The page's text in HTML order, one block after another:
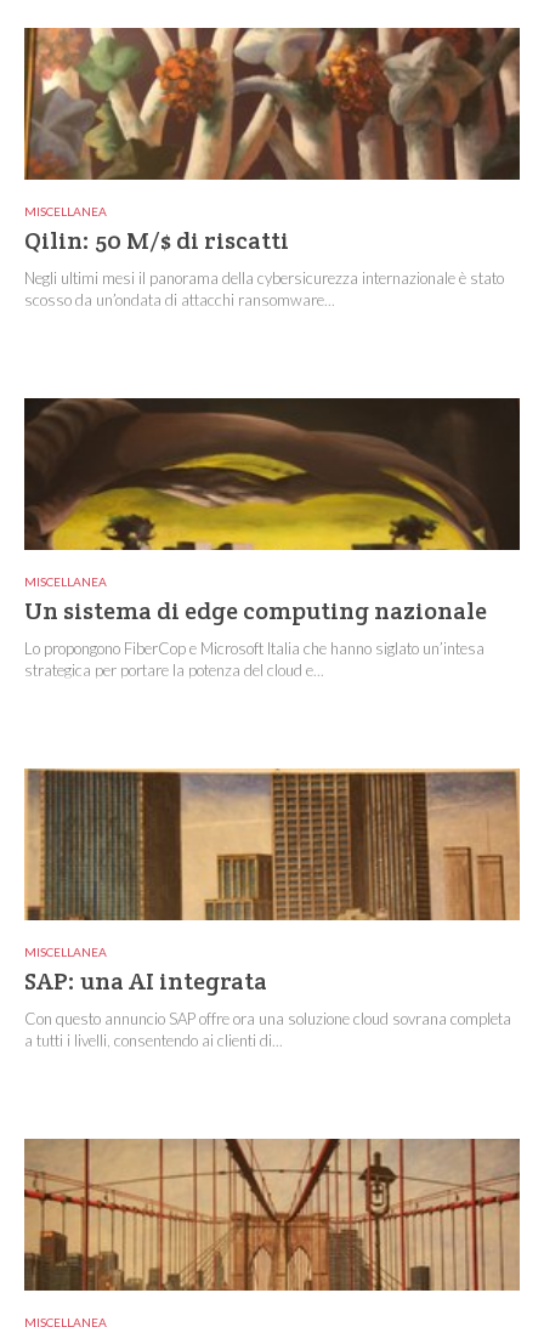
MISCELLANEA
Qilin: 50 M/$ di riscatti
Negli ultimi mesi il panorama della cybersicurezza internazionale è stato
scosso da un’ondata di attacchi ransomware...
MISCELLANEA
Un sistema di edge computing nazionale
Lo propongono FiberCop e Microsoft Italia che hanno siglato un’intesa
strategica per portare la potenza del cloud e...
MISCELLANEA
SAP: una AI integrata
Con questo annuncio SAP offre ora una soluzione cloud sovrana completa
a tutti i livelli, consentendo ai clienti di...
MISCELLANEA